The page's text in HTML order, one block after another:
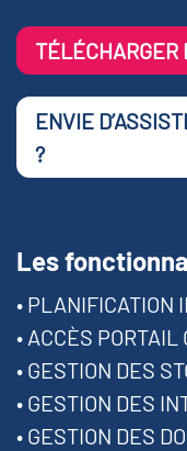
TÉLÉCHARGER
ENVIE
?
Les
• PLANIFICATION
• ACCÈS
• GESTION DES
• GESTION DES
• GESTION DES